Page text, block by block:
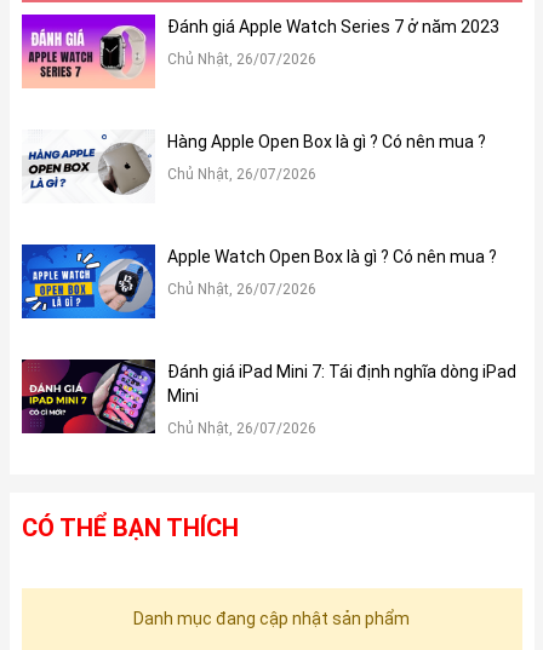
Đánh giá Apple Watch Series 7 ở năm 2023
Chủ Nhật, 26/07/2026
Hàng Apple Open Box là gì ? Có nên mua ?
Chủ Nhật, 26/07/2026
Apple Watch Open Box là gì ? Có nên mua ?
Chủ Nhật, 26/07/2026
Đánh giá iPad Mini 7: Tái định nghĩa dòng iPad
Mini
Chủ Nhật, 26/07/2026
CÓ THỂ BẠN THÍCH
Danh mục đang cập nhật sản phẩm